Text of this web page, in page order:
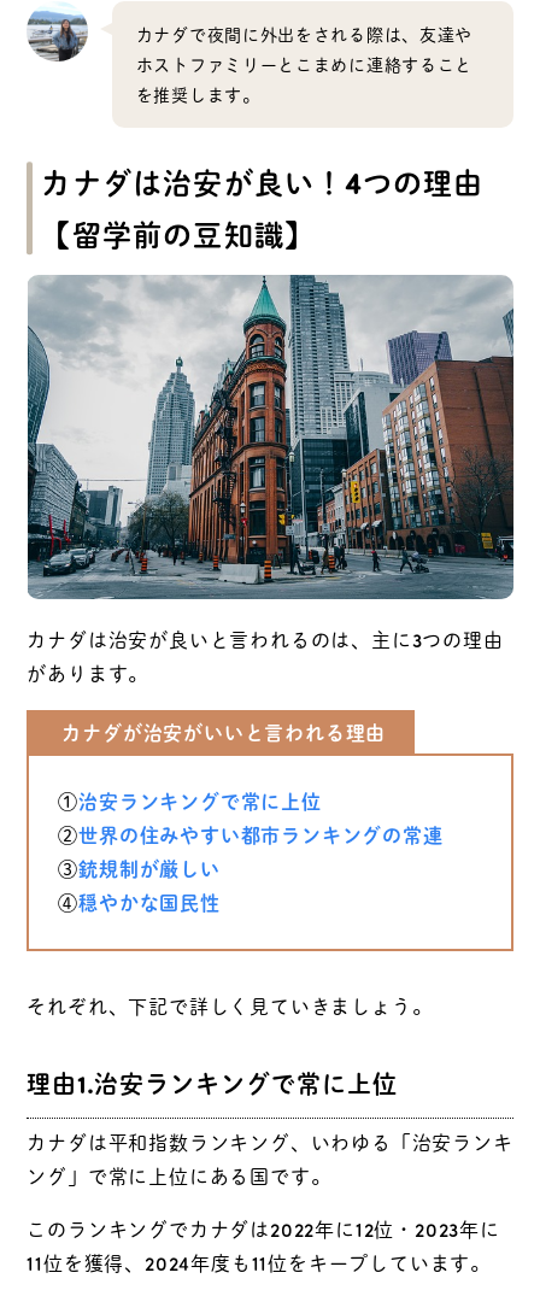
カナダで夜間に外出をされる際は、友達や
ホストファミリーとこまめに連絡すること
を推奨します。
カナダは治安が良い！4つの理由
【留学前の豆知識】
カナダは治安が良いと言われるのは、主に3つの理由
があります。
カナダが治安がいいと言われる理由
①治安ランキングで常に上位
②世界の住みやすい都市ランキングの常連
③銃規制が厳しい
④穏やかな国民性
それぞれ、下記で詳しく見ていきましょう。
理由1.治安ランキングで常に上位
カナダは平和指数ランキング、いわゆる「治安ランキ
ング」で常に上位にある国です。
このランキングでカナダは2022年に12位・2023年に
11位を獲得、2024年度も11位をキープしています。